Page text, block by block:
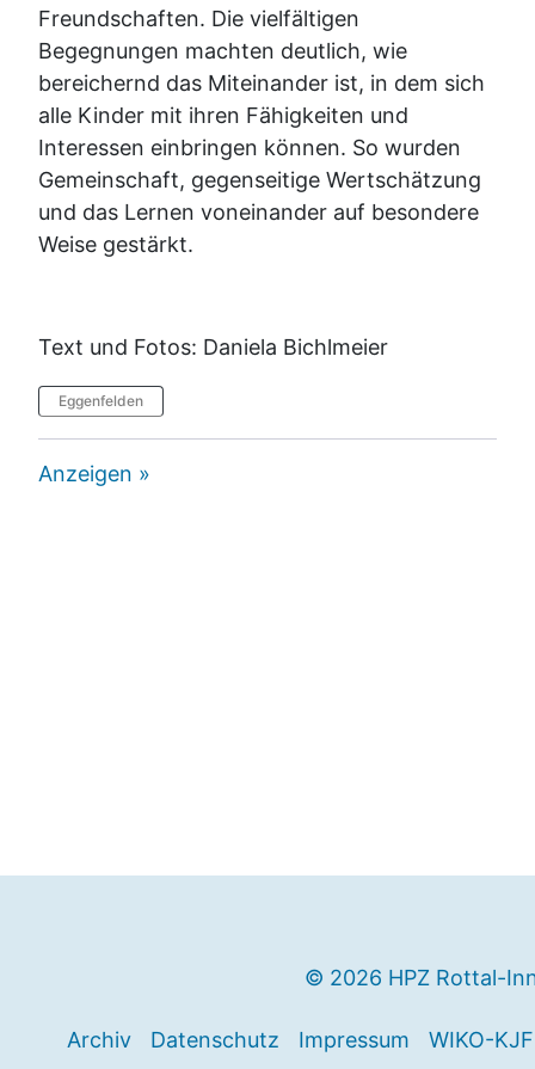
Freundschaften. Die vielfältigen
Begegnungen machten deutlich, wie
bereichernd das Miteinander ist, in dem sich
alle Kinder mit ihren Fähigkeiten und
Interessen einbringen können. So wurden
Gemeinschaft, gegenseitige Wertschätzung
und das Lernen voneinander auf besondere
Weise gestärkt.
Text und Fotos: Daniela Bichlmeier
Eggenfelden
Anzeigen »
© 2026 HPZ Rottal-
Archiv Datenschutz Impressum WIKO-KJF